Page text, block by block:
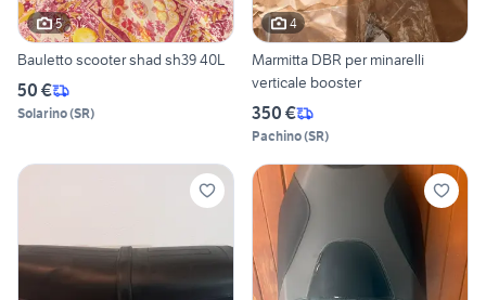
5
Bauletto scooter shad sh39 40L
50 €
Solarino(SR)
4
Marmitta DBR per minarelli
verticale booster
350 €
Pachino(SR)